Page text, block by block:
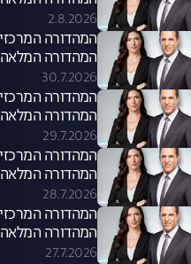
2.8.2026
המהדורה המלאה
30.7.2026
המהדורה המלאה
29.7.2026
המהדורה המלאה
28.7.2026
המהדורה המלאה
27.7.2026